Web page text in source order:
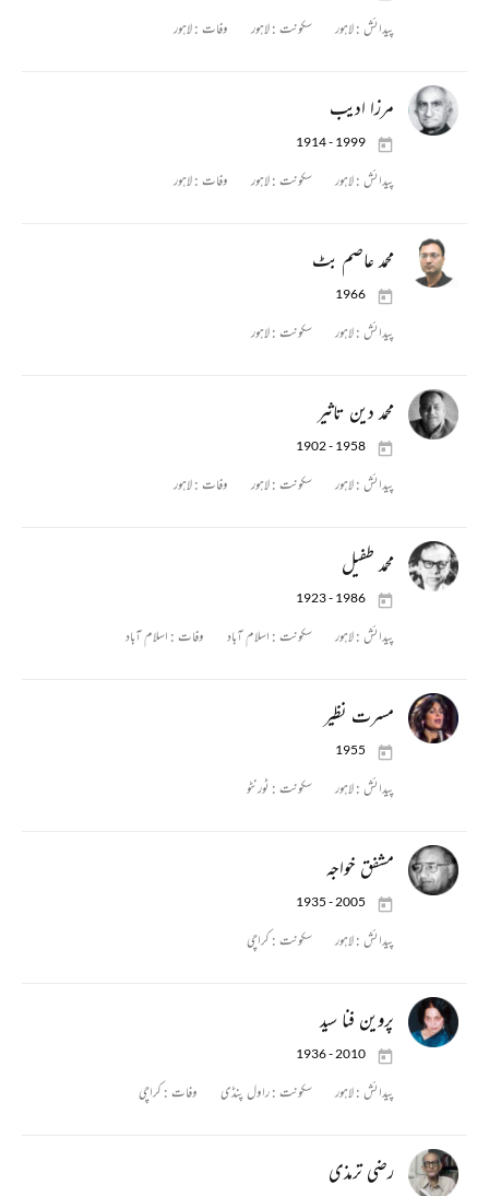
پیدائش :لاہور سکونت :لاہور وفات :لاہور
مرزا ادیب
1914 - 1999
پیدائش :لاہور سکونت :لاہور وفات :لاہور
محمد عاصم بٹ
1966
پیدائش :لاہور سکونت :لاہور
محمد دین تاثیر
1902 - 1958
پیدائش :لاہور سکونت :لاہور وفات :لاہور
محمد طفیل
1923 - 1986
پیدائش :لاہور سکونت : اسلام آباد وفات : اسلام آباد
مسرت نظیر
1955
پیدائش :لاہور سکونت : ٹورنٹو
مشفق خواجہ
1935 - 2005
پیدائش :لاہور سکونت :کراچی
پروین فنا سید
1936 - 2010
پیدائش :لاہور سکونت :راول پنڈی وفات :کراچی
رضی ترمذی